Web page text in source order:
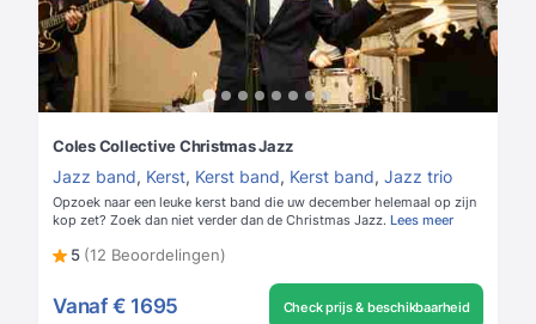
Coles Collective Christmas Jazz
Jazz band, Kerst, Kerst band, Kerst band, Jazz trio
Opzoek naar een leuke kerst band die uw december helemaal op zijn
kop zet? Zoek dan niet verder dan de Christmas Jazz. Lees meer
5 (12 Beoordelingen)
Vanaf € 1695 Check prijs & beschikbaarheid